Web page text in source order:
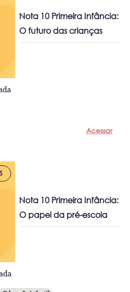
Nota 10 Primeira Infância:
O futuro das crianças
Acessar
Nota 10 Primeira Infância:
O papel da pré-escola